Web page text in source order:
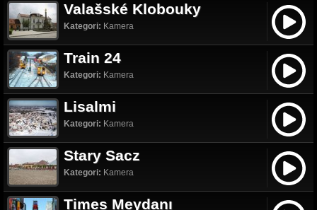
Valašské Klobouky
Kategori: Kamera
Train 24
Kategori: Kamera
Lisalmi
Kategori: Kamera
Stary Sacz
Kategori: Kamera
Times Meydanı